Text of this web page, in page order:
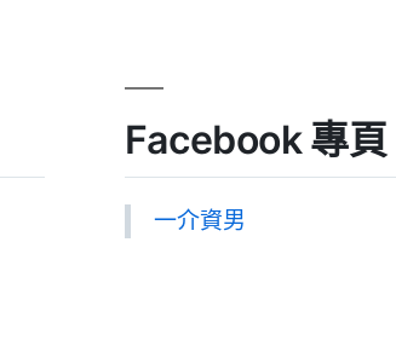
Facebook 專頁
一介資男